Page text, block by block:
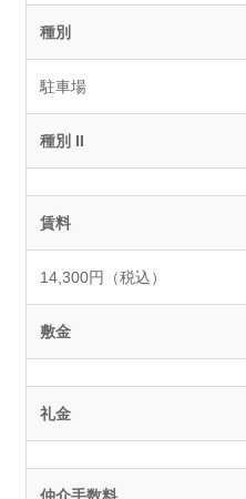
種別
駐車場
種別 II
賃料
14,300円（税込）
敷金
礼金
仲介手数料